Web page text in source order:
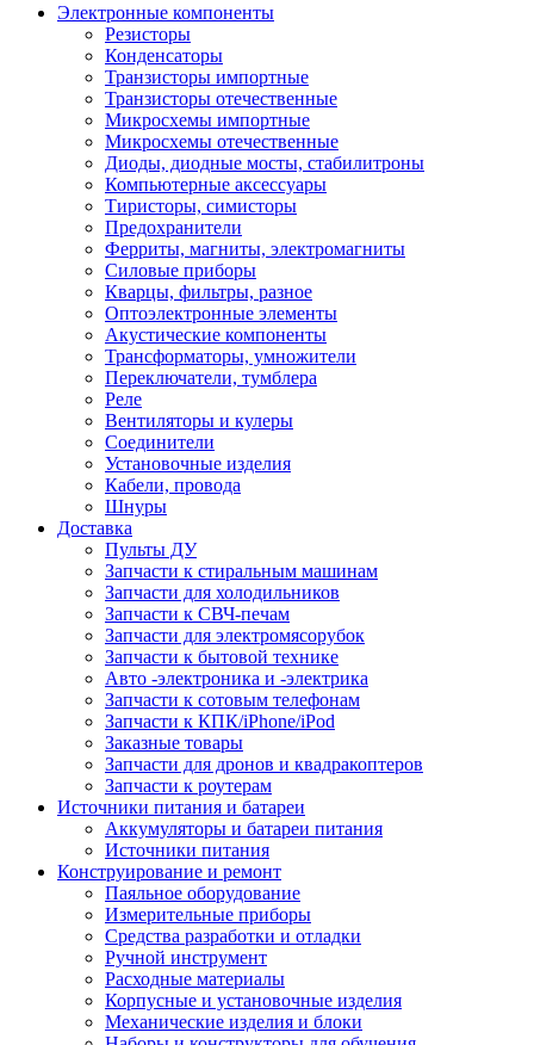
Электронные компоненты
Резисторы
Конденсаторы
Транзисторы импортные
Транзисторы отечественные
Микросхемы импортные
Микросхемы отечественные
Диоды, диодные мосты, стабилитроны
Компьютерные аксессуары
Тиристоры, симисторы
Предохранители
Ферриты, магниты, электромагниты
Силовые приборы
Кварцы, фильтры, разное
Оптоэлектронные элементы
Акустические компоненты
Трансформаторы, умножители
Переключатели, тумблера
Реле
Вентиляторы и кулеры
Соединители
Установочные изделия
Кабели, провода
Шнуры
Доставка
Пульты ДУ
Запчасти к стиральным машинам
Запчасти для холодильников
Запчасти к СВЧ-печам
Запчасти для электромясорубок
Запчасти к бытовой технике
Авто -электроника и -электрика
Запчасти к сотовым телефонам
Запчасти к КПК/iPhone/iPod
Заказные товары
Запчасти для дронов и квадракоптеров
Запчасти к роутерам
Источники питания и батареи
Аккумуляторы и батареи питания
Источники питания
Конструирование и ремонт
Паяльное оборудование
Измерительные приборы
Средства разработки и отладки
Ручной инструмент
Расходные материалы
Корпусные и установочные изделия
Механические изделия и блоки